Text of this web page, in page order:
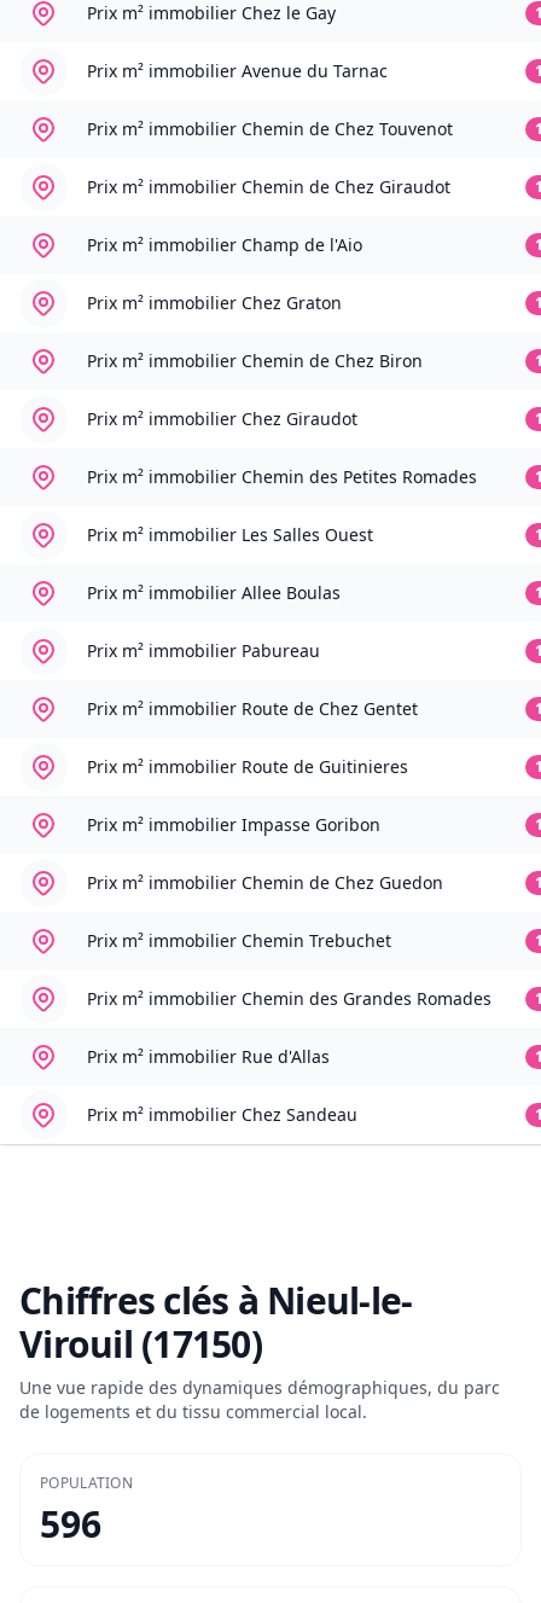
Prix m² immobilier Chez le Gay
Prix m² immobilier Avenue du Tarnac
Prix m² immobilier Chemin de Chez Touvenot
Prix m² immobilier Chemin de Chez Giraudot
Prix m² immobilier Champ de l'Aio
Prix m² immobilier Chez Graton
Prix m² immobilier Chemin de Chez Biron
Prix m² immobilier Chez Giraudot
Prix m² immobilier Chemin des Petites Romades
Prix m² immobilier Les Salles Ouest
Prix m² immobilier Allee Boulas
Prix m² immobilier Pabureau
Prix m² immobilier Route de Chez Gentet
Prix m² immobilier Route de Guitinieres
Prix m² immobilier Impasse Goribon
Prix m² immobilier Chemin de Chez Guedon
Prix m² immobilier Chemin Trebuchet
Prix m² immobilier Chemin des Grandes Romades
Prix m² immobilier Rue d'Allas
Prix m² immobilier Chez Sandeau
Chiffres clés à Nieul-le-
Virouil (17150)
Une vue rapide des dynamiques démographiques, du parc
de logements et du tissu commercial local.
POPULATION
596